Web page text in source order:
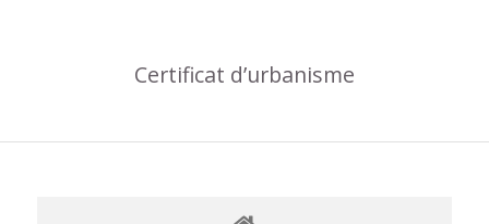
Certificat d’urbanisme